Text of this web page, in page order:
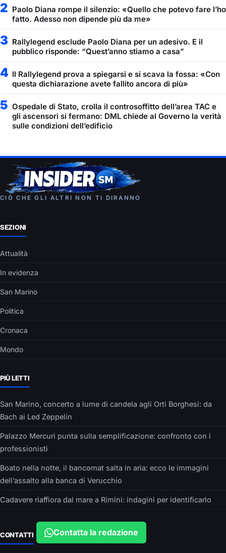
2 Paolo Diana rompe il silenzio: «Quello che potevo fare l’ho
fatto. Adesso non dipende più da me»
3 Rallylegend esclude Paolo Diana per un adesivo. E il
pubblico risponde: “Quest’anno stiamo a casa”
4 Il Rallylegend prova a spiegarsi e si scava la fossa: «Con
questa dichiarazione avete fallito ancora di più»
5 Ospedale di Stato, crolla il controsoffitto dell’area TAC e
gli ascensori si fermano: DML chiede al Governo la verità
sulle condizioni dell’edificio
CIÒ CHE GLI ALTRI NON TI DIRANNO
SEZIONI
Attualità
In evidenza
San Marino
Politica
Cronaca
Mondo
PIÙ LETTI
San Marino, concerto a lume di candela agli Orti Borghesi: da
Bach ai Led Zeppelin
Palazzo Mercuri punta sulla semplificazione: confronto con i
professionisti
Boato nella notte, il bancomat salta in aria: ecco le immagini
dell’assalto alla banca di Verucchio
Cadavere riaffiora dal mare a Rimini: indagini per identificarlo
CONTATTI Contatta la redazione